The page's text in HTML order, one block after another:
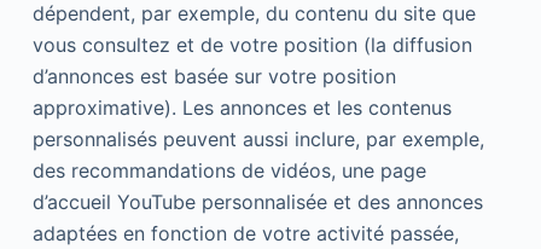
dépendent, par exemple, du contenu du site que
vous consultez et de votre position (la diffusion
d’annonces est basée sur votre position
approximative). Les annonces et les contenus
personnalisés peuvent aussi inclure, par exemple,
des recommandations de vidéos, une page
d’accueil YouTube personnalisée et des annonces
adaptées en fonction de votre activité passée,